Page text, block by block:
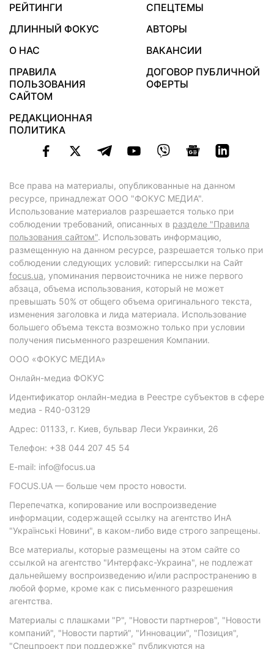
РЕЙТИНГИ
СПЕЦТЕМЫ
ДЛИННЫЙ ФОКУС
АВТОРЫ
О НАС
ВАКАНСИИ
ПРАВИЛА
ПОЛЬЗОВАНИЯ
САЙТОМ
ДОГОВОР ПУБЛИЧНОЙ
ОФЕРТЫ
РЕДАКЦИОННАЯ
ПОЛИТИКА
Все права на материалы, опубликованные на данном
ресурсе, принадлежат ООО "ФОКУС МЕДИА".
Использование материалов разрешается только при
соблюдении требований, описанных в разделе "Правила
пользования сайтом". Использовать информацию,
размещенную на данном ресурсе, разрешается только при
соблюдении следующих условий: гиперссылки на Сайт
focus.ua, упоминания первоисточника не ниже первого
абзаца, объема использования, который не может
превышать 50% от общего объема оригинального текста,
изменения заголовка и лида материала. Использование
большего объема текста возможно только при условии
получения письменного разрешения Компании.
ООО «ФОКУС МЕДИА»
Онлайн-медиа ФОКУС
Идентификатор онлайн-медиа в Реестре субъектов в сфере
медиа - R40-03129
Адрес: 01133, г. Киев, бульвар Леси Украинки, 26
Телефон: +38 044 207 45 54
E-mail: info@focus.ua
FOCUS.UA — больше чем просто новости.
Перепечатка, копирование или воспроизведение
информации, содержащей ссылку на агентство ИнА
"Українські Новини", в каком-либо виде строго запрещены.
Все материалы, которые размещены на этом сайте со
ссылкой на агентство "Интерфакс-Украина", не подлежат
дальнейшему воспроизведению и/или распространению в
любой форме, кроме как с письменного разрешения
агентства.
Материалы с плашками "Р", "Новости партнеров", "Новости
компаний", "Новости партий", "Инновации", "Позиция",
"Спецпроект при поддержке" публикуются на